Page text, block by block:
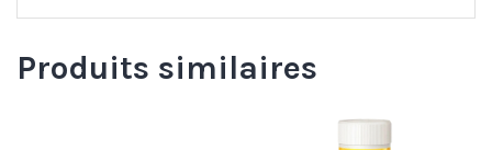
Produits similaires